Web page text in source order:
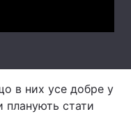
в них усе добре у
планують стати